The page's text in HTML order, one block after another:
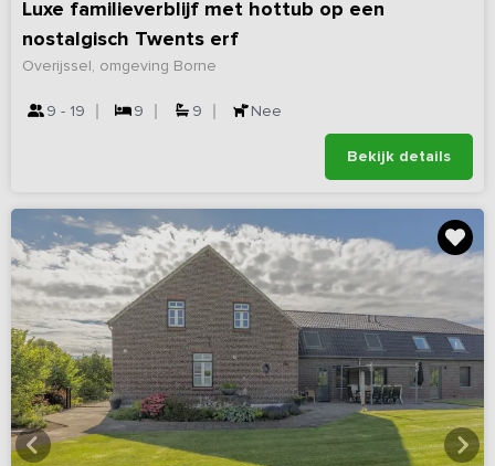
Luxe familieverblijf met hottub op een
nostalgisch Twents erf
Overijssel, omgeving Borne
9 - 19 9 9 Nee
Bekijk details